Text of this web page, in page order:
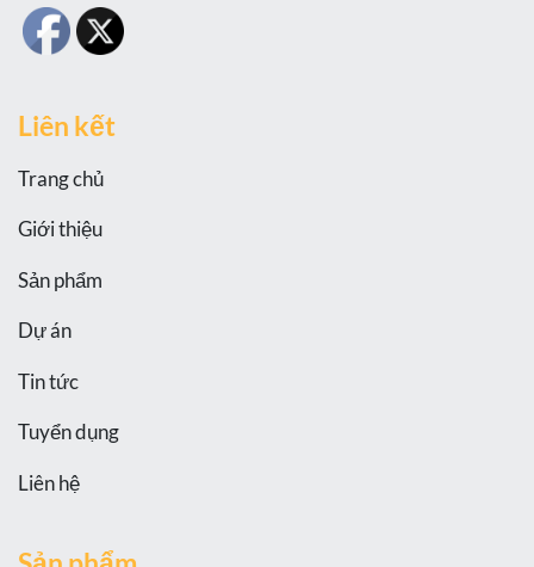
Liên kết
Trang chủ
Giới thiệu
Sản phẩm
Dự án
Tin tức
Tuyển dụng
Liên hệ